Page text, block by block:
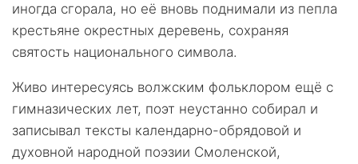
иногда сгорала, но её вновь поднимали из пепла
крестьяне окрестных деревень, сохраняя
святость национального символа.
Живо интересуясь волжским фольклором ещё с
гимназических лет, поэт неустанно собирал и
записывал тексты календарно-обрядовой и
духовной народной поэзии Смоленской,